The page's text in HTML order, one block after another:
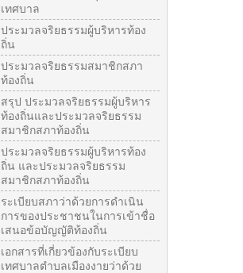
เทศบาล
ประมวลจริยธรรมผู้บริหารท้อง
ถิ่น
ประมวลจริยธรรมสมาชิกสภา
ท้องถิ่น
สรุป ประมวลจริยธรรมผู้บริหาร
ท้องถิ่นและประมวลจริยธรรม
สมาชิกสภาท้องถิ่น
ประมวลจริยธรรมผู้บริหารท้อง
ถิ่น และประมวลจริยธรรม
สมาชิกสภาท้องถิ่น
ระเบียบสภาว่าด้วยการดำเนิน
การของประชาชนในการเข้าชื่อ
เสนอข้อบัญญัติท้องถิ่น
เอกสารที่เกี่ยวข้องกับระเบียบ
เทศบาลตำบลเมืองงายว่าด้วย